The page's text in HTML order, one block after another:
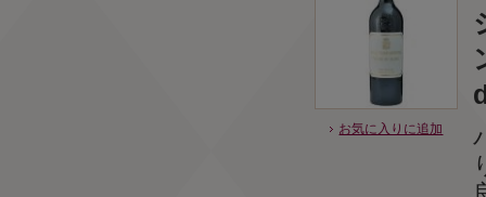
お気に入りに追加